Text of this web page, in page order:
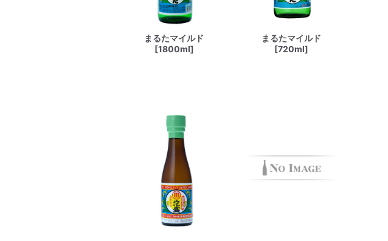
まるたマイルド
[1800ml]
まるたマイルド
[720ml]